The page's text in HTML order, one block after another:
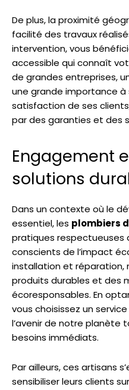
De plus, la proximité
facilité des travaux
intervention, vous
accessible qui connaît
de grandes entreprises,
une grande importance
satisfaction de ses
par des garanties et des
Engagement
solutions
Dans un contexte où le
essentiel, les plombiers
pratiques respectueuses
conscients de l’impact
installation et
produits durables et des
écoresponsables. En
vous choisissez un
l’avenir de notre planète
besoins immédiats.
Par ailleurs, ces artisans
sensibiliser leurs clients